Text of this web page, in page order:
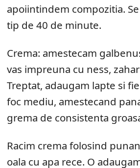
apoiintindem compozitia.
tip de 40 de minute.
Crema: amestecam
vas impreuna cu ness,
Treptat, adaugam lapte si
foc mediu, amestecand
grema de consistenta
Racim crema folosind
oala cu apa rece. O